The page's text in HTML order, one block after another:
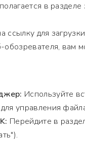
в
ссылку для
вам
Используйте
управления
Перейдите в